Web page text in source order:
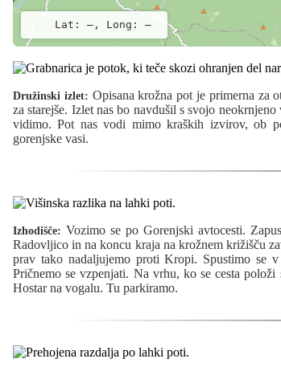
Lat: –, Long: –
Družinski izlet: Opisana krožna pot je primerna za
za starejše. Izlet nas bo navdušil s svojo
vidimo. Pot nas vodi mimo kraških izvirov, ob
gorenjske vasi.
Izhodišče: Vozimo se po Gorenjski avtocesti.
Radovljico in na koncu kraja na krožnem križišču
prav tako nadaljujemo proti Kropi. Spustimo se
Pričnemo se vzpenjati. Na vrhu, ko se cesta
Hostar na vogalu. Tu parkiramo.